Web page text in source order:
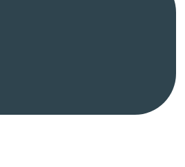
– бессрочно;
Комитетом по
Санкт-
основании Распоряжения от
срок действия –